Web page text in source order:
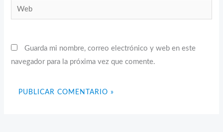
Web
Guarda mi nombre, correo electrónico y web en este
navegador para la próxima vez que comente.